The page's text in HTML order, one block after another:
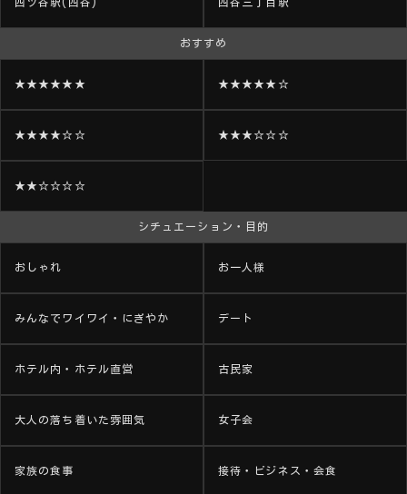
おすすめ
★★★★★★ ★★★★★☆
★★★★☆☆ ★★★☆☆☆
★★☆☆☆☆
シチュエーション・目的
おしゃれ お一人様
みんなでワイワイ・にぎやか デート
ホテル内・ホテル直営 古民家
大人の落ち着いた雰囲気 女子会
家族の食事 接待・ビジネス・会食